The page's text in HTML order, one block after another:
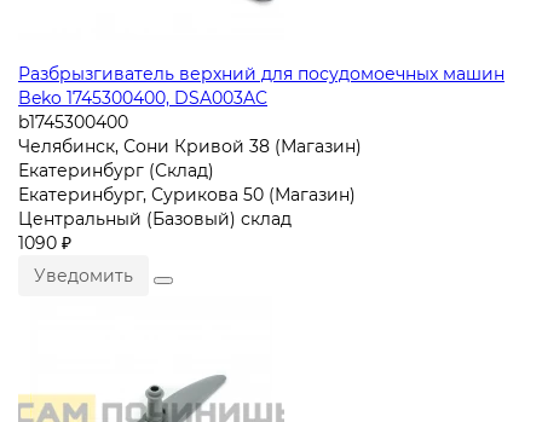
Разбрызгиватель верхний для посудомоечных машин
Beko 1745300400, DSA003AC
b1745300400
Челябинск, Сони Кривой 38 (Магазин)
Екатеринбург (Склад)
Екатеринбург, Сурикова 50 (Магазин)
Центральный (Базовый) склад
1090 ₽
Уведомить